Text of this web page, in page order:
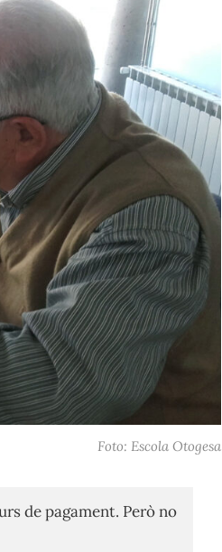
Foto: Escola Otogesa
de pagament. Però no